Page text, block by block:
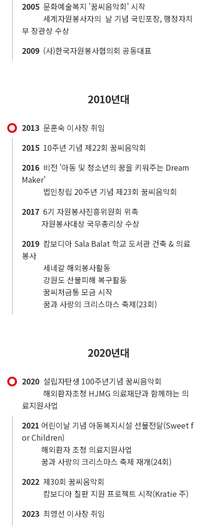
2005 문화예술복지 '꿈씨음악회' 시작
세계자원봉사자의 날 기념 국민포장, 행정자치
부 장관상 수상
2009 (사)한국자원봉사협의회 공동대표
2010년대
2013 문훈숙 이사장 취임
2015 10주년 기념 제22회 꿈씨음악회
2016 비전 '아동 및 청소년의 꿈을 키워주는 Dream
Maker'
법인창립 20주년 기념 제23회 꿈씨음악회
2017 6기 자원봉사진흥위원회 위촉
자원봉사대상 국무총리상 수상
2019 캄보디아 Sala Balat 학교 도서관 건축 & 의료
봉사
세네갈 해외봉사활동
강원도 산불피해 복구활동
꿈씨저금통 모금 시작
꿈과 사랑의 크리스마스 축제(23회)
2020년대
2020 설립자탄생 100주년기념 꿈씨음악회
해외환자초청 HJMG 의료재단과 함께하는 의
료지원사업
2021 어린이날 기념 아동복지시설 선물전달(Sweet f
or Children)
해외환자 초청 의료지원사업
꿈과 사랑의 크리스마스 축제 재개(24회)
2022 제30회 꿈씨음악회
캄보디아 칠판 지원 프로젝트 시작(Kratie 주)
2023 최영선 이사장 취임